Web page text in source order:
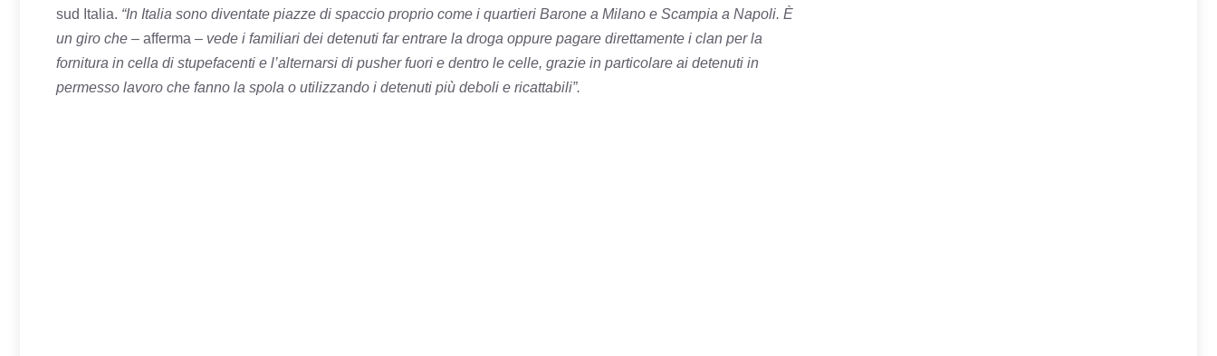
sud Italia. “In Italia sono diventate piazze di spaccio proprio come i quartieri Barone a Milano e Scampia a Napoli. È
un giro che – afferma – vede i familiari dei detenuti far entrare la droga oppure pagare direttamente i clan per la
fornitura in cella di stupefacenti e l’alternarsi di pusher fuori e dentro le celle, grazie in particolare ai detenuti in
permesso lavoro che fanno la spola o utilizzando i detenuti più deboli e ricattabili”.